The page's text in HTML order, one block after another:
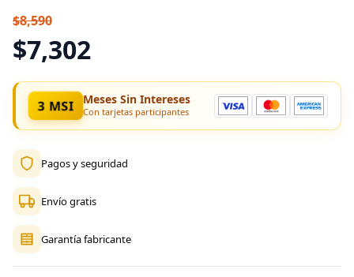
$8,590
$7,302
3 MSI Meses Sin Intereses
Con tarjetas participantes
Pagos y seguridad
Envío gratis
Garantía fabricante